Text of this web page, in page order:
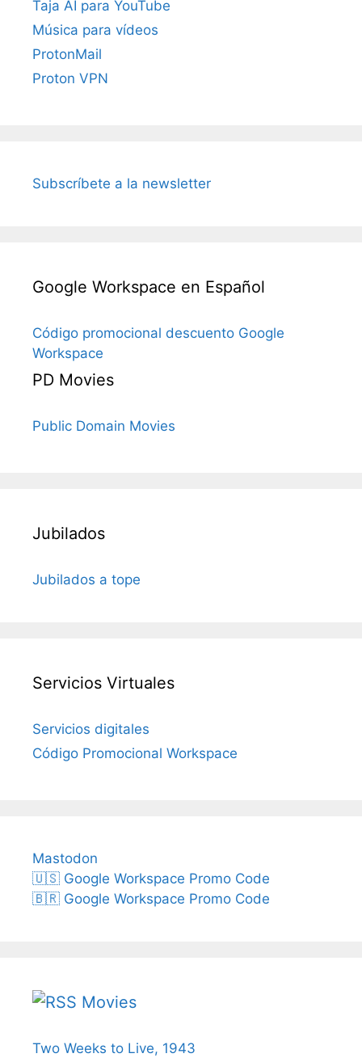
Taja AI para YouTube
Música para vídeos
ProtonMail
Proton VPN
Subscríbete a la newsletter
Google Workspace en Español
Código promocional descuento Google
Workspace
PD Movies
Public Domain Movies
Jubilados
Jubilados a tope
Servicios Virtuales
Servicios digitales
Código Promocional Workspace
Mastodon
🇺🇸 Google Workspace Promo Code
🇧🇷 Google Workspace Promo Code
Movies
Two Weeks to Live, 1943